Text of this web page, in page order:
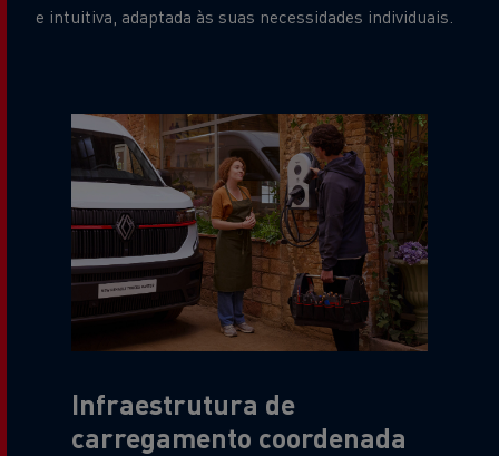
e intuitiva, adaptada às suas necessidades individuais.
Infraestrutura de
carregamento coordenada